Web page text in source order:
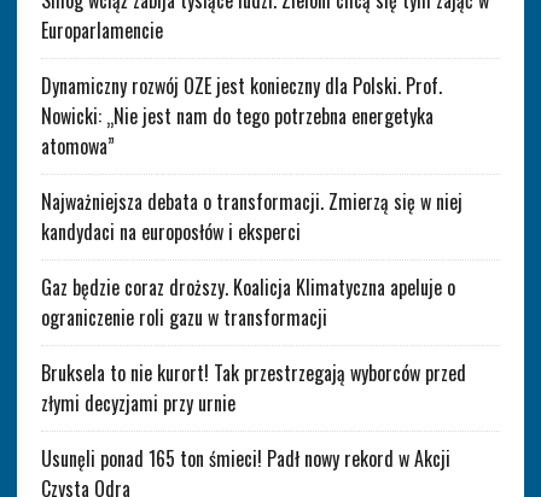
Europarlamencie
Dynamiczny rozwój OZE jest konieczny dla Polski. Prof.
Nowicki: „Nie jest nam do tego potrzebna energetyka
atomowa”
Najważniejsza debata o transformacji. Zmierzą się w niej
kandydaci na europosłów i eksperci
Gaz będzie coraz droższy. Koalicja Klimatyczna apeluje o
ograniczenie roli gazu w transformacji
Bruksela to nie kurort! Tak przestrzegają wyborców przed
złymi decyzjami przy urnie
Usunęli ponad 165 ton śmieci! Padł nowy rekord w Akcji
Czysta Odra